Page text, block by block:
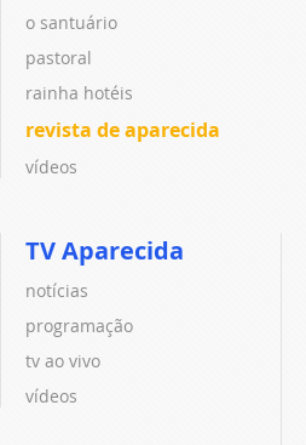
o santuário
pastoral
rainha hotéis
revista de aparecida
vídeos
TV Aparecida
notícias
programação
tv ao vivo
vídeos